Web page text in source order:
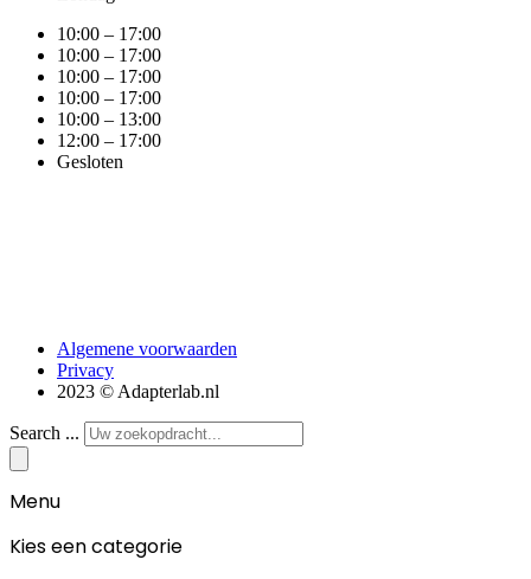
10:00 – 17:00
10:00 – 17:00
10:00 – 17:00
10:00 – 17:00
10:00 – 13:00
12:00 – 17:00
Gesloten
Algemene voorwaarden
Privacy
2023 © Adapterlab.nl
Search ...
Menu
Kies een categorie